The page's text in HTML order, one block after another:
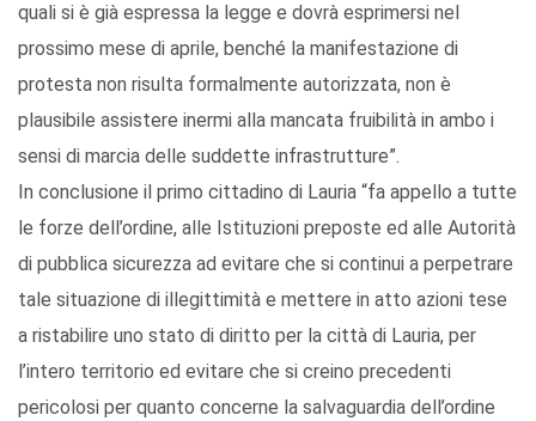
quali si è già espressa la legge e dovrà esprimersi nel
prossimo mese di aprile, benché la manifestazione di
protesta non risulta formalmente autorizzata, non è
plausibile assistere inermi alla mancata fruibilità in ambo i
sensi di marcia delle suddette infrastrutture”.
In conclusione il primo cittadino di Lauria “fa appello a tutte
le forze dell’ordine, alle Istituzioni preposte ed alle Autorità
di pubblica sicurezza ad evitare che si continui a perpetrare
tale situazione di illegittimità e mettere in atto azioni tese
a ristabilire uno stato di diritto per la città di Lauria, per
l’intero territorio ed evitare che si creino precedenti
pericolosi per quanto concerne la salvaguardia dell’ordine